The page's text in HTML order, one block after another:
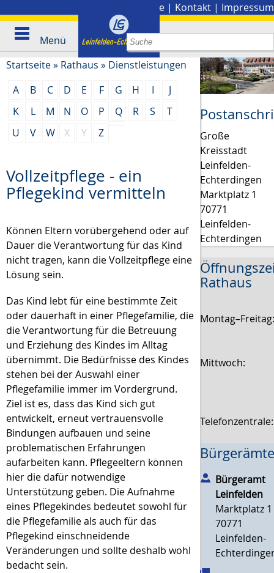
Presse | Kontakt | Impressum
Menü
Startseite» Rathaus » Dienstleistungen
A
B C D E F G H I
J
K
L M N O P Q R S
T
U
V W X Y Z
Vollzeitpflege - ein
Pflegekind vermitteln
Können Eltern vorübergehend oder auf
Dauer die Verantwortung für das Kind
nicht tragen, kann die Vollzeitpflege eine
Lösung sein.
Das Kind lebt für eine be­stimm­te Zeit
oder dauerhaft in einer Pflegefamilie, die
die Verantwortung für die Be­treu­ung
und Er­ziehung des Kindes im Alltag
übernimmt. Die Bedürfnisse des Kindes
stehen bei der Auswahl einer
Pflegefamilie immer im Vordergrund.
Ziel ist es, dass das Kind sich gut
entwickelt, erneut vertrauensvolle
Bindungen aufbauen und seine
problematischen Erfahrungen
aufarbeiten kann. Pflegeeltern können
hier die dafür notwendige
Unterstützung geben. Die Aufnahme
eines Pflegekindes bedeutet sowohl für
die Pflegefamilie als auch für das
Pflegekind einschneidende
Veränderungen und sollte deshalb wohl
bedacht sein.
Große
Kreisstadt
Leinfelden-
Echterdingen
Marktplatz 1
70771
Leinfelden-
Echterdingen
Rathaus
Mittwoch:
Bürgeramt
Leinfelden
Marktplatz 1
70771
Leinfelden-